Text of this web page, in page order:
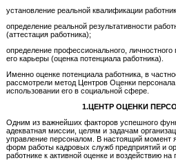
установление реальной квалификации
определение реальной результативности
(аттестация работника);
определение профессионального,
его карьеры (оценка потенциала работника).
Именно оценке потенциала работника, в
рассмотрели метод Центров Оценки
использовании его в социальной сфере.
1.ЦЕНТР ОЦЕНКИ
Одним из важнейших факторов успешного
адекватная миссии, целям и задачам
управление персоналом. В настоящий момент
форм работы кадровых служб предприятий и
работнике к активной оценке и воздействию на